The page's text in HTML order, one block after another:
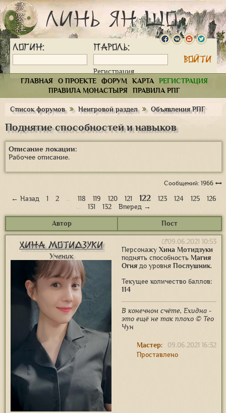
Линь Ян Шо
Логин: Пароль:
Регистрация
ГЛАВНАЯ
О ПРОЕКТЕ ФОРУМ КАРТА
РЕГИСТРАЦИЯ
ПРАВИЛА МОНАСТЫРЯ
ПРАВИЛА РПГ
Список форумов Неигровой раздел Объявления РПГ
Поднятие способностей и навыков
Описание локации:
Рабочее описание.
Сообщений: 1966
← Назад 1 2 … 118 119 120 121 122 123 124 125
126
…
131 132 Вперед →
Автор Пост
Хина Мотидзуки
Ученик
09.06.2021 10:53
ПерсонажуХина Мотидзуки
поднять способность Магия
Огнядо уровня Послушник.
Текущее количество баллов:
114
В конечном счёте, Ехидна -
это ещё не так плохо © Тео
Чун
09.06.2021 16:32
Мастер:
Проставлено